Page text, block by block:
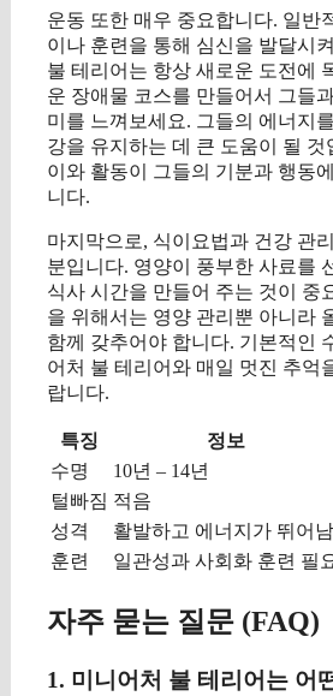
운동 또한 매우 중요합니다. 일반
이나 훈련을 통해 심신을 발달시
불 테리어는 항상 새로운 도전에
운 장애물 코스를 만들어서 그들
미를 느껴보세요. 그들의 에너지
강을 유지하는 데 큰 도움이 될 것
이와 활동이 그들의 기분과 행동
니다.
마지막으로, 식이요법과 건강 관
분입니다. 영양이 풍부한 사료를
식사 시간을 만들어 주는 것이 중
을 위해서는 영양 관리뿐 아니라
함께 갖추어야 합니다. 기본적인
어처 불 테리어와 매일 멋진 추억
랍니다.
특징
정보
수명
10년 – 14년
털빠짐 적음
성격
활발하고 에너지가 뛰어남
훈련
일관성과 사회화 훈련 필
자주 묻는 질문 (FAQ)
1. 미니어처 불 테리어는 어